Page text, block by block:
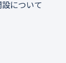
について